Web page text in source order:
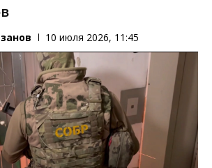
10 июля 2026, 11:45